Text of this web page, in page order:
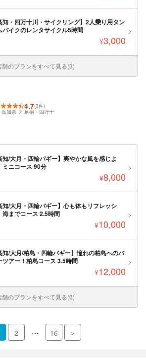
知・四万十川・サイクリング】2人乗り用タン
バイクのレンタサイクル5時間
¥3,000
舗のプランをすべて見る(3)
4.7(3件)
高知県
足摺・四万十
知/大月・四輪バギー】爽やかな風を感じよ
ミニコース 90分
¥8,000
知/大月・四輪バギー】心も体もリフレッシ
海までコース 2.5時間
¥10,000
知/大月/柏島・四輪バギー】憧れの柏島へのバ
ツアー！柏島コース 3.5時間
¥12,000
舗のプランをすべて見る(6)
2 … 16 ＞